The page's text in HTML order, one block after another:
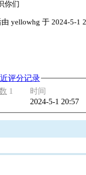
你们
yellowhg 于 2024-5-1
评分记录
1 时间
2024-5-1 20:57